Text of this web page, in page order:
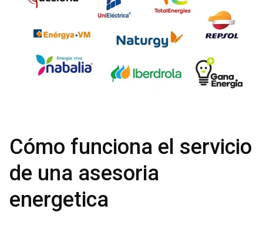
Cómo funciona el servicio
de una asesoria
energetica